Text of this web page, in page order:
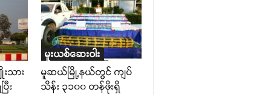
သား
း
မူးယစ်ဆေးဝါး
မူဆယ်မြို့နယ်တွင် ကျပ်
သိန်း ၃၁၀၀ တန်ဖိုးရှိ